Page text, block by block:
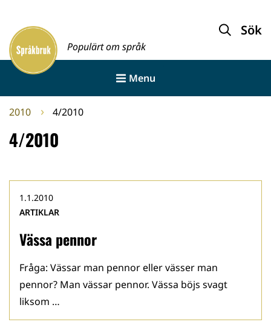
innehållet
Framsida
Populärt om språk
Sök
Menu
2010 4/2010
4/2010
Vässa pennor
1.1.2010
ARTIKLAR
Fråga: Vässar man pennor eller vässer man
pennor? Man vässar pennor. Vässa böjs svagt
liksom …